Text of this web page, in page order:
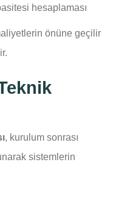
hesaplaması
önüne geçilir
, kurulum sonrası
sistemlerin